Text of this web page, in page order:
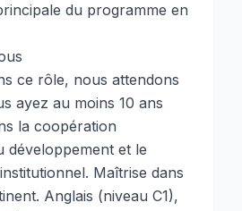
du programme en
ce rôle, nous attendons
ayez au moins 10 ans
la coopération
développement et le
Maîtrise dans
Anglais (niveau C1),